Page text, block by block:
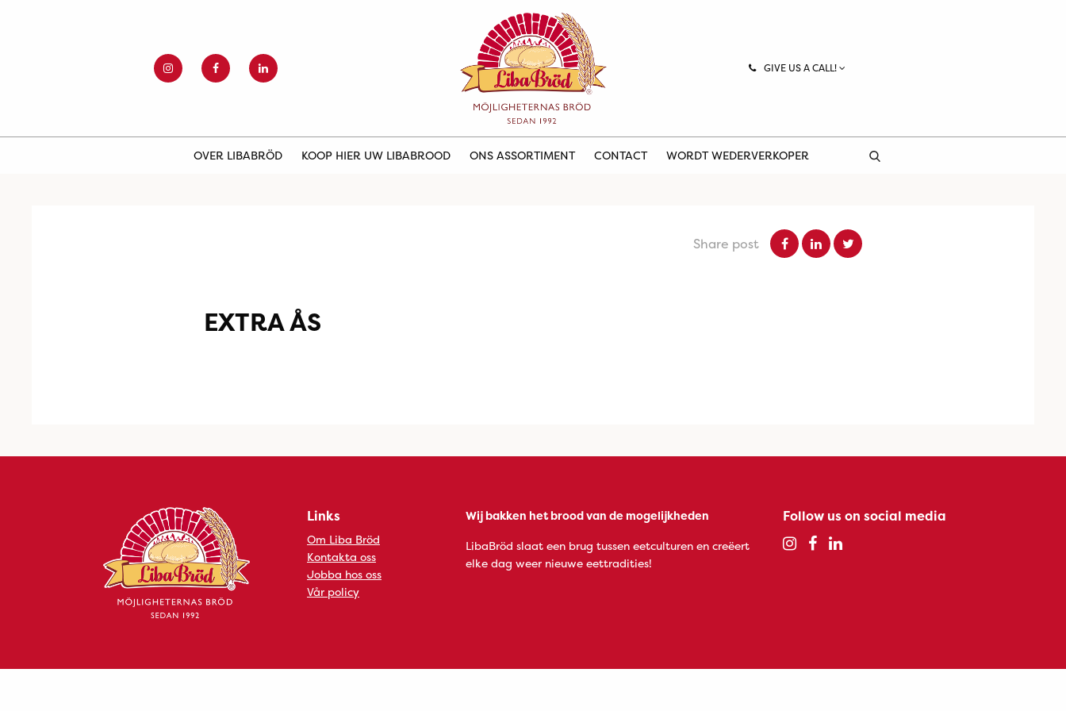
GIVE US A CALL!
OVER LIBABRÖD KOOP HIER UW LIBABROOD ONS ASSORTIMENT CONTACT WORDT WEDERVERKOPER
Share post
EXTRA ÅS
Links
Om Liba Bröd
Kontakta oss
Jobba hos oss
Vår policy
Wij bakken het brood van de mogelijkheden
LibaBröd slaat een brug tussen eetculturen en creëert
elke dag weer nieuwe eettradities!
Follow us on social media